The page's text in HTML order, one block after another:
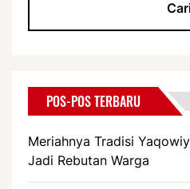
POS-POS TERBARU
Meriahnya Tradisi
Jadi Rebutan Warga